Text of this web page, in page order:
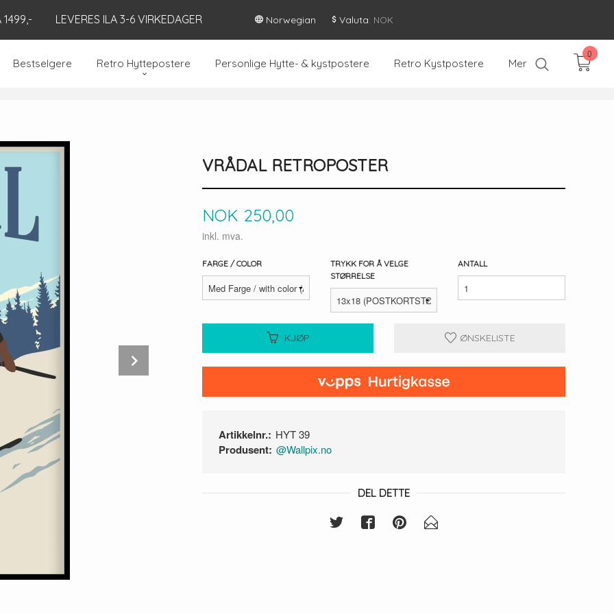
1499,- LEVERES ILA 3-6 VIRKEDAGER Norwegian Valuta: NOK
Bestselgere Retro Hyttepostere Personlige Hytte- & kystpostere Retro Kystpostere Mer
0
VRÅDAL RETROPOSTER
Pris
NOK 250,00
inkl. mva.
FARGE / COLOR
TRYKK FOR Å VELGE
STØRRELSE
ANTALL
KJØP ØNSKELISTE
Artikkelnr.: HYT 39
Produsent: @Wallpix.no
DEL DETTE